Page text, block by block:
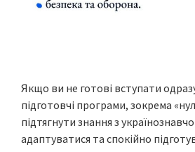
Якщо ви не готові вступати
підготовчі програми, зокрема
підтягнути знання з
адаптуватися та спокійно